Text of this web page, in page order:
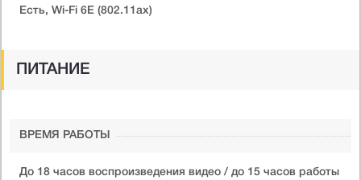
Есть, Wi-Fi 6E (802.11ax)
ПИТАНИЕ
ВРЕМЯ РАБОТЫ
До 18 часов воспроизведения видео / до 15 часов работы